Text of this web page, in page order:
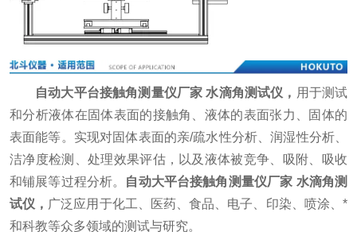
自动大平台接触角测量仪厂家 水滴角测试仪， 用于测试
和分析液体在固体表面的接触角、液体的表面张力、固体的
表面能等。实现对固体表面的亲/疏水性分析、润湿性分析、
洁净度检测、处理效果评估，以及液体被竞争、吸附、吸收
和铺展等过程分析。 自动大平台接触角测量仪厂家 水滴角测
试仪 ， 广泛应用于化工、医药、食品、电子、印染、喷涂、*
和科教等众多领域的测试与研究。